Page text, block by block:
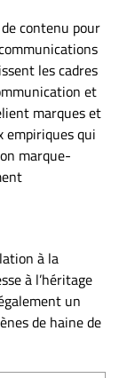
contenu pour
les cadres
et
marques et
empiriques qui
marque-
à la
à l’héritage
un
de haine de